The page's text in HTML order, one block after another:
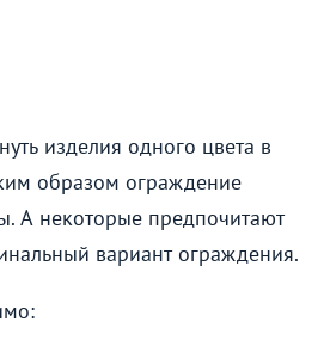
изделия одного цвета в
образом ограждение
А некоторые предпочитают
вариант ограждения.